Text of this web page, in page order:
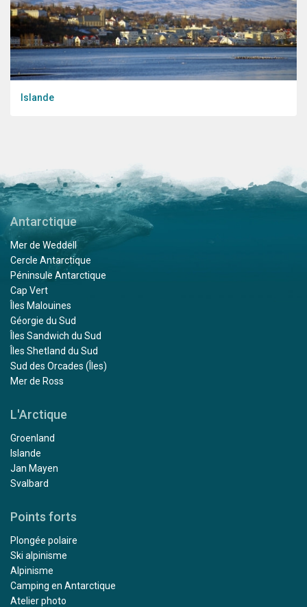
Islande
Antarctique
Mer de Weddell
Cercle Antarctique
Péninsule Antarctique
Cap Vert
Îles Malouines
Géorgie du Sud
Îles Sandwich du Sud
Îles Shetland du Sud
Sud des Orcades (Îles)
Mer de Ross
L'Arctique
Groenland
Islande
Jan Mayen
Svalbard
Points forts
Plongée polaire
Ski alpinisme
Alpinisme
Camping en Antarctique
Atelier photo